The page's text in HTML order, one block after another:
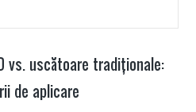
vs. uscătoare tradiționale:
de aplicare